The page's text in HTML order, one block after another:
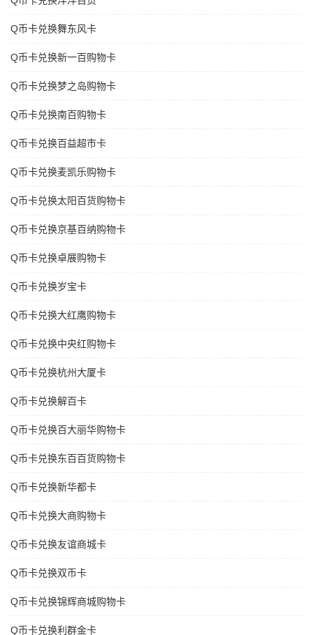
Q币卡兑换舞东风卡
Q币卡兑换新一百购物卡
Q币卡兑换梦之岛购物卡
Q币卡兑换南百购物卡
Q币卡兑换百益超市卡
Q币卡兑换麦凯乐购物卡
Q币卡兑换太阳百货购物卡
Q币卡兑换京基百纳购物卡
Q币卡兑换卓展购物卡
Q币卡兑换岁宝卡
Q币卡兑换大红鹰购物卡
Q币卡兑换中央红购物卡
Q币卡兑换杭州大厦卡
Q币卡兑换解百卡
Q币卡兑换百大丽华购物卡
Q币卡兑换东百百货购物卡
Q币卡兑换新华都卡
Q币卡兑换大商购物卡
Q币卡兑换友谊商城卡
Q币卡兑换双币卡
Q币卡兑换锦辉商城购物卡
Q币卡兑换利群金卡